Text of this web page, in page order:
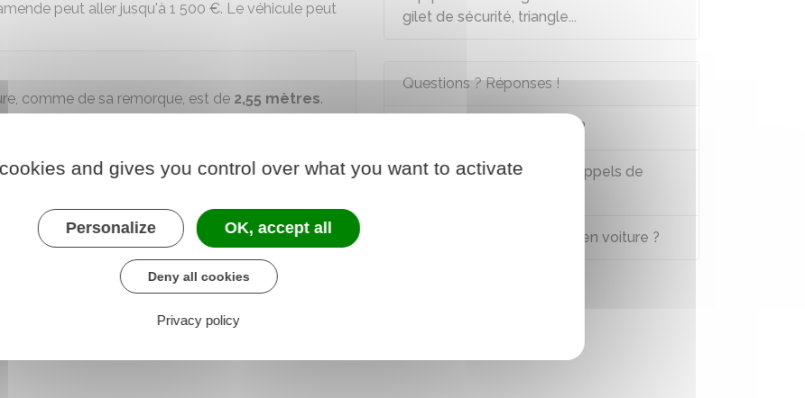
peut aller jusqu'à 1 500 €. Le véhicule peut
comme de sa remorque, est de 2,55 mètres.
18
gilet de sécurité, triangle...
Questions ? Réponses !
Peut-on fumer en voiture ?
Est-il interdit de faire des appels de
Est-il interdit de klaxonner en voiture ?
and gives you control over what you want to activate
Personalize OK, accept all
Deny all cookies
Privacy policy